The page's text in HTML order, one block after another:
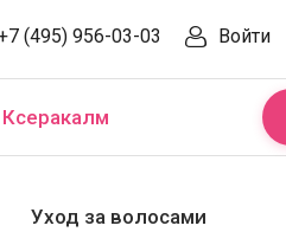
(495) 956-03-03 Войти
Ксеракалм
Уход за волосами